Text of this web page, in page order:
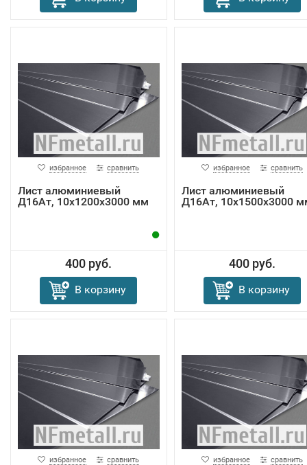
избранное сравнить
Лист алюминиевый
Д16Ат, 10х1200х3000 мм
400 руб.
В корзину
избранное сравнить
Лист алюминиевый
Д16Ат, 10х1500х3000
400 руб.
В корзину
избранное сравнить избранное сравнить